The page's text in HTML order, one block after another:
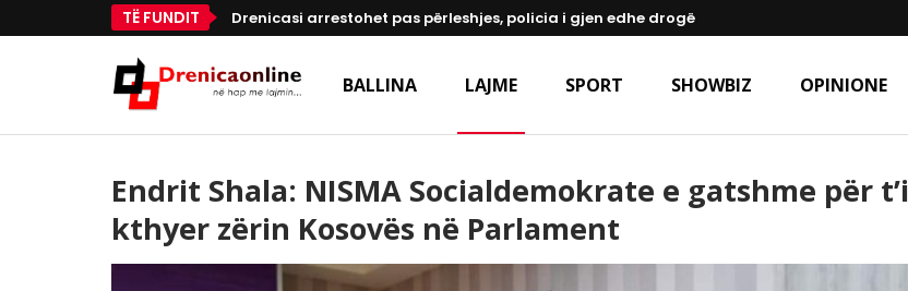
TË FUNDIT Drenicasi arrestohet pas përleshjes, policia i gjen edhe drogë
BALLINA LAJME SPORT SHOWBIZ OPINIONE
Endrit Shala: NISMA Socialdemokrate e gatshme për t’i
kthyer zërin Kosovës në Parlament